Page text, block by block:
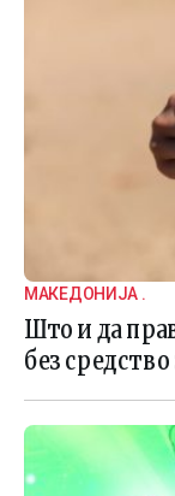
МАКЕДОНИЈА .
Што и да
без